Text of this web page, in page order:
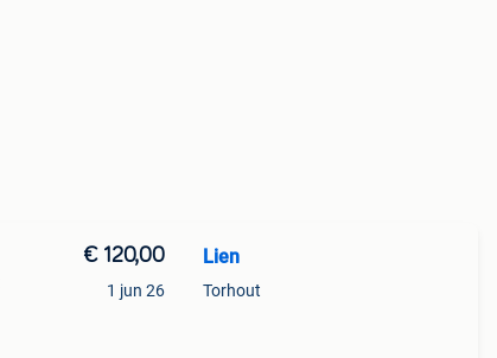
€ 120,00
1 jun 26
Lien
Torhout